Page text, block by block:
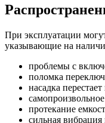
При эксплуатации
указывающие на
проблемы с
поломка
насадка перестает
протекание
сильная вибрация